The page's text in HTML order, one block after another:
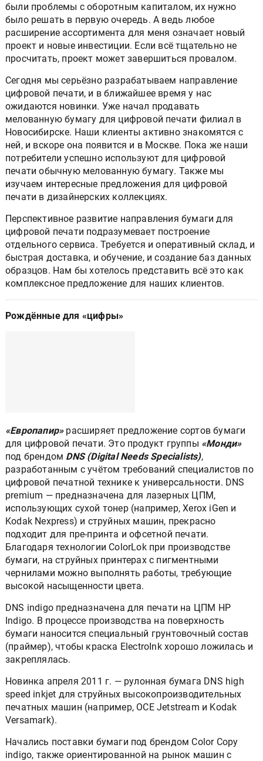
были проблемы с оборотным капиталом, их нужно
было решать в первую очередь. А ведь любое
расширение ассортимента для меня означает новый
проект и новые инвестиции. Если всё тщательно не
просчитать, проект может завершиться провалом.
Сегодня мы серьёзно разрабатываем направление
цифровой печати, и в ближайшее время у нас
ожидаются новинки. Уже начал продавать
мелованную бумагу для цифровой печати филиал в
Новосибирске. Наши клиенты активно знакомятся с
ней, и вскоре она появится и в Москве. Пока же наши
потребители успешно используют для цифровой
печати обычную мелованную бумагу. Также мы
изучаем интересные предложения для цифровой
печати в дизайнерских коллекциях.
Перспективное развитие направления бумаги для
цифровой печати подразумевает построение
отдельного сервиса. Требуется и оперативный склад, и
быстрая доставка, и обучение, и создание баз данных
образцов. Нам бы хотелось представить всё это как
комплексное предложение для наших клиентов.
Рождённые для «цифры»
«Европапир»расширяет предложение сортов бумаги
для цифровой печати. Это продукт группы «Монди»
под брендом DNS (Digital Needs Specialists),
разработанным с учётом требований специалистов по
цифровой печатной технике к универсальности. DNS
premium — предназначена для лазерных ЦПМ,
использующих сухой тонер (например, Xerox iGen и
Kodak Nexpress) и струйных машин, прекрасно
подходит для пре-принта и офсетной печати.
Благодаря технологии ColorLok при производстве
бумаги, на струйных принтерах с пигментными
чернилами можно выполнять работы, требующие
высокой насыщенности цвета.
DNS indigo предназначена для печати на ЦПМ HP
Indigo. В процессе производства на поверхность
бумаги наносится специальный грунтовочный состав
(праймер), чтобы краска ElectroInk хорошо ложилась и
закреплялась.
Новинка апреля 2011 г. — рулонная бумага DNS high
speed inkjet для струйных высокопроизводительных
печатных машин (например, OCE Jetstream и Kodak
Versamark).
Начались поставки бумаги под брендом Color Copy
indigo, также ориентированной на рынок машин с